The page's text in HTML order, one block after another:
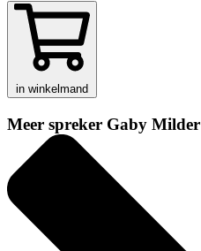
in winkelmand
Meer spreker Gaby Milder